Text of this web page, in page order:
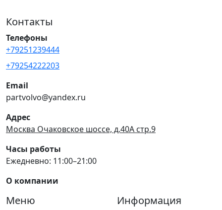
Контакты
Телефоны
+79251239444
+79254222203
Email
partvolvo@yandex.ru
Адрес
Москва Очаковское шоссе, д.40А стр.9
Часы работы
Ежедневно: 11:00–21:00
О компании
Меню Информация